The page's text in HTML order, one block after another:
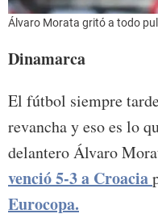
Álvaro Morata gritó a todo
Dinamarca
El fútbol siempre
revancha y eso es lo
delantero Álvaro
venció 5-3 a Croacia
Eurocopa.